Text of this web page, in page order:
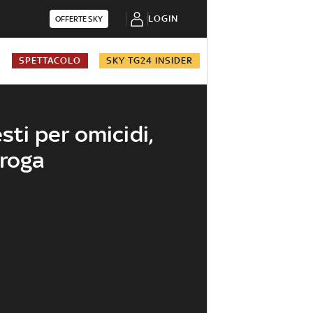
OFFERTE SKY LOGIN
SPETTACOLO SKY TG24 INSIDER
per omicidi,